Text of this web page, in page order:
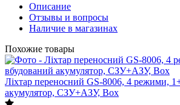
Описание
Отзывы и вопросы
Наличие в магазинах
Похожие товары
Ліхтар переносний GS-8006, 4 режими,
акумулятор, СЗУ+АЗУ, Box